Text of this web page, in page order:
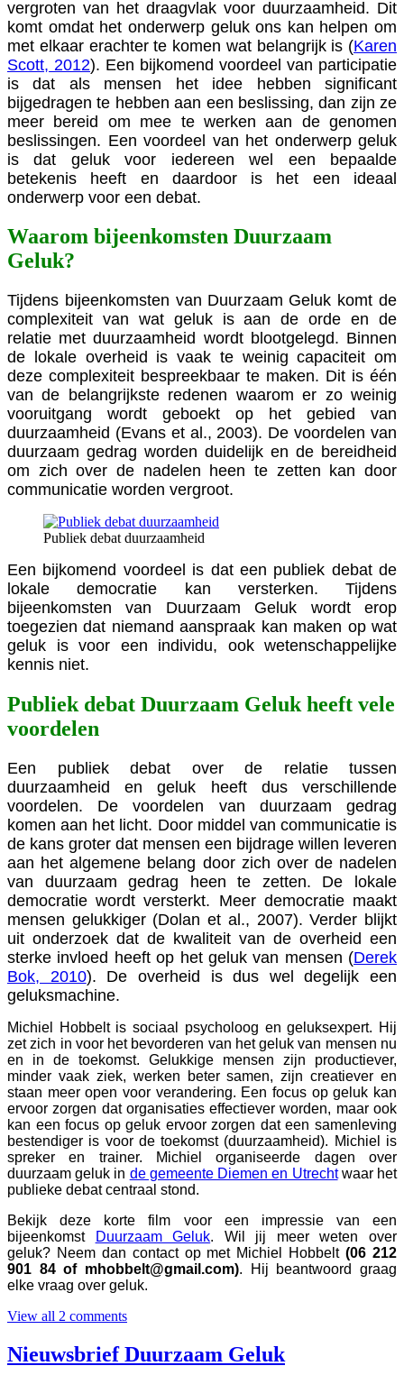
vergroten van het draagvlak voor duurzaamheid. Dit
komt omdat het onderwerp geluk ons kan helpen om
met elkaar erachter te komen wat belangrijk is (Karen
Scott, 2012). Een bijkomend voordeel van participatie
is dat als mensen het idee hebben significant
bijgedragen te hebben aan een beslissing, dan zijn ze
meer bereid om mee te werken aan de genomen
beslissingen. Een voordeel van het onderwerp geluk
is dat geluk voor iedereen wel een bepaalde
betekenis heeft en daardoor is het een ideaal
onderwerp voor een debat.
Waarom bijeenkomsten Duurzaam
Geluk?
Tijdens bijeenkomsten van Duurzaam Geluk komt de
complexiteit van wat geluk is aan de orde en de
relatie met duurzaamheid wordt blootgelegd. Binnen
de lokale overheid is vaak te weinig capaciteit om
deze complexiteit bespreekbaar te maken. Dit is één
van de belangrijkste redenen waarom er zo weinig
vooruitgang wordt geboekt op het gebied van
duurzaamheid (Evans et al., 2003). De voordelen van
duurzaam gedrag worden duidelijk en de bereidheid
om zich over de nadelen heen te zetten kan door
communicatie worden vergroot.
Publiek debat duurzaamheid
Een bijkomend voordeel is dat een publiek debat de
lokale democratie kan versterken. Tijdens
bijeenkomsten van Duurzaam Geluk wordt erop
toegezien dat niemand aanspraak kan maken op wat
geluk is voor een individu, ook wetenschappelijke
kennis niet.
Publiek debat Duurzaam Geluk heeft vele
voordelen
Een publiek debat over de relatie tussen
duurzaamheid en geluk heeft dus verschillende
voordelen. De voordelen van duurzaam gedrag
komen aan het licht. Door middel van communicatie is
de kans groter dat mensen een bijdrage willen leveren
aan het algemene belang door zich over de nadelen
van duurzaam gedrag heen te zetten. De lokale
democratie wordt versterkt. Meer democratie maakt
mensen gelukkiger (Dolan et al., 2007). Verder blijkt
uit onderzoek dat de kwaliteit van de overheid een
sterke invloed heeft op het geluk van mensen (Derek
Bok, 2010). De overheid is dus wel degelijk een
geluksmachine.
Michiel Hobbelt is sociaal psycholoog en geluksexpert. Hij
zet zich in voor het bevorderen van het geluk van mensen nu
en in de toekomst. Gelukkige mensen zijn productiever,
minder vaak ziek, werken beter samen, zijn creatiever en
staan meer open voor verandering. Een focus op geluk kan
ervoor zorgen dat organisaties effectiever worden, maar ook
kan een focus op geluk ervoor zorgen dat een samenleving
bestendiger is voor de toekomst (duurzaamheid). Michiel is
spreker en trainer. Michiel organiseerde dagen over
duurzaam geluk in de gemeente Diemen en Utrechtwaar het
publieke debat centraal stond.
Bekijk deze korte film voor een impressie van een
bijeenkomst
Duurzaam Geluk. Wil jij meer weten over
geluk? Neem dan contact op met Michiel Hobbelt(06 212
901 84 of mhobbelt@gmail.com). Hij beantwoord graag
elke vraag over geluk.
View all 2 comments
Nieuwsbrief Duurzaam Geluk